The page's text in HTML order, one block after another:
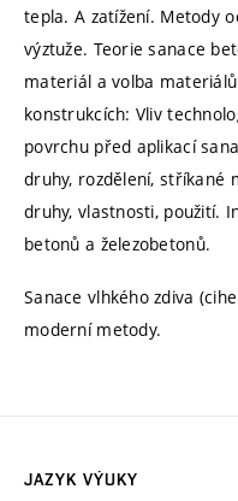
tepla. A zatížení. Metody
výztuže. Teorie sanace
materiál a volba
konstrukcích: Vliv
povrchu před aplikací
druhy, rozdělení, stříkané
druhy, vlastnosti, použití.
betonů a železobetonů.
Sanace vlhkého zdiva
moderní metody.
JAZYK VÝUKY